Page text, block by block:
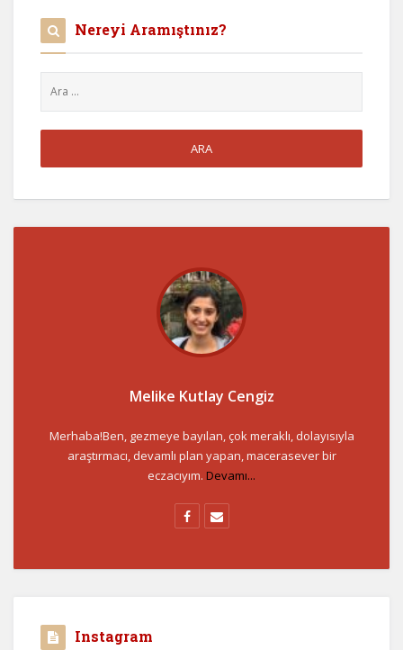
Nereyi Aramıştınız?
Melike Kutlay Cengiz
Merhaba!Ben, gezmeye bayılan, çok meraklı, dolayısıyla
araştırmacı, devamlı plan yapan, macerasever bir
eczacıyım. Devamı...
Instagram